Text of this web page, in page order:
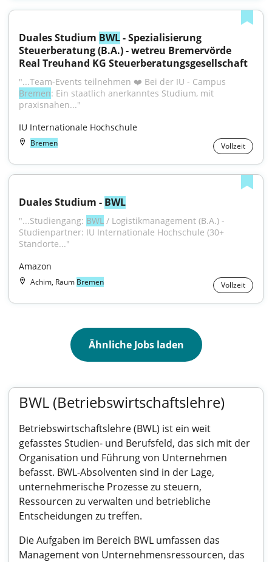
Duales Studium BWL - Spezialisierung
Steuerberatung (B.A.) - wetreu Bremervörde
Real Treuhand KG Steuerberatungsgesellschaft
Bremen: Ein staatlich anerkanntes Studium, mit
praxisnahen..."
IU Internationale Hochschule
Bremen Vollzeit
Duales Studium - BWL
"...Studiengang: BWL / Logistikmanagement (B.A.) -
Studienpartner: IU Internationale Hochschule (30+
Standorte..."
Amazon
Achim, Raum Bremen Vollzeit
Ähnliche Jobs laden
BWL (Betriebswirtschaftslehre)
Betriebswirtschaftslehre (BWL) ist ein weit
gefasstes Studien- und Berufsfeld, das sich mit der
Organisation und Führung von Unternehmen
befasst. BWL-Absolventen sind in der Lage,
unternehmerische Prozesse zu steuern,
Ressourcen zu verwalten und betriebliche
Entscheidungen zu treffen.
Die Aufgaben im Bereich BWL umfassen das
Management von Unternehmensressourcen, das